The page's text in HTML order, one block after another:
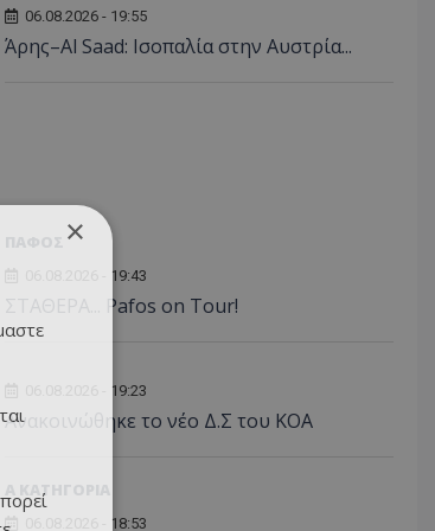
06.08.2026 - 19:55
Άρης–Al Saad: Ισοπαλία στην Αυστρία...
06.08.2026 - 19:43
ΣΤΑΘΕΡΑ... Pafos on Tour!
06.08.2026 - 19:23
Aνακοινώθηκε το νέο Δ.Σ του ΚΟΑ
Α ΚΑΤΗΓΟΡΙΑ
06.08.2026 - 18:53
×